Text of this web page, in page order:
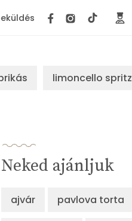
limoncello spritz
Neked ajánljuk
ajvár pavlova torta